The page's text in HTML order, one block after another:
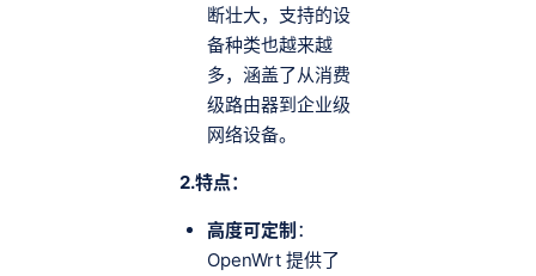
断壮大，支持的设
备种类也越来越
多，涵盖了从消费
级路由器到企业级
网络设备。
2.特点：
高度可定制：
OpenWrt 提供了